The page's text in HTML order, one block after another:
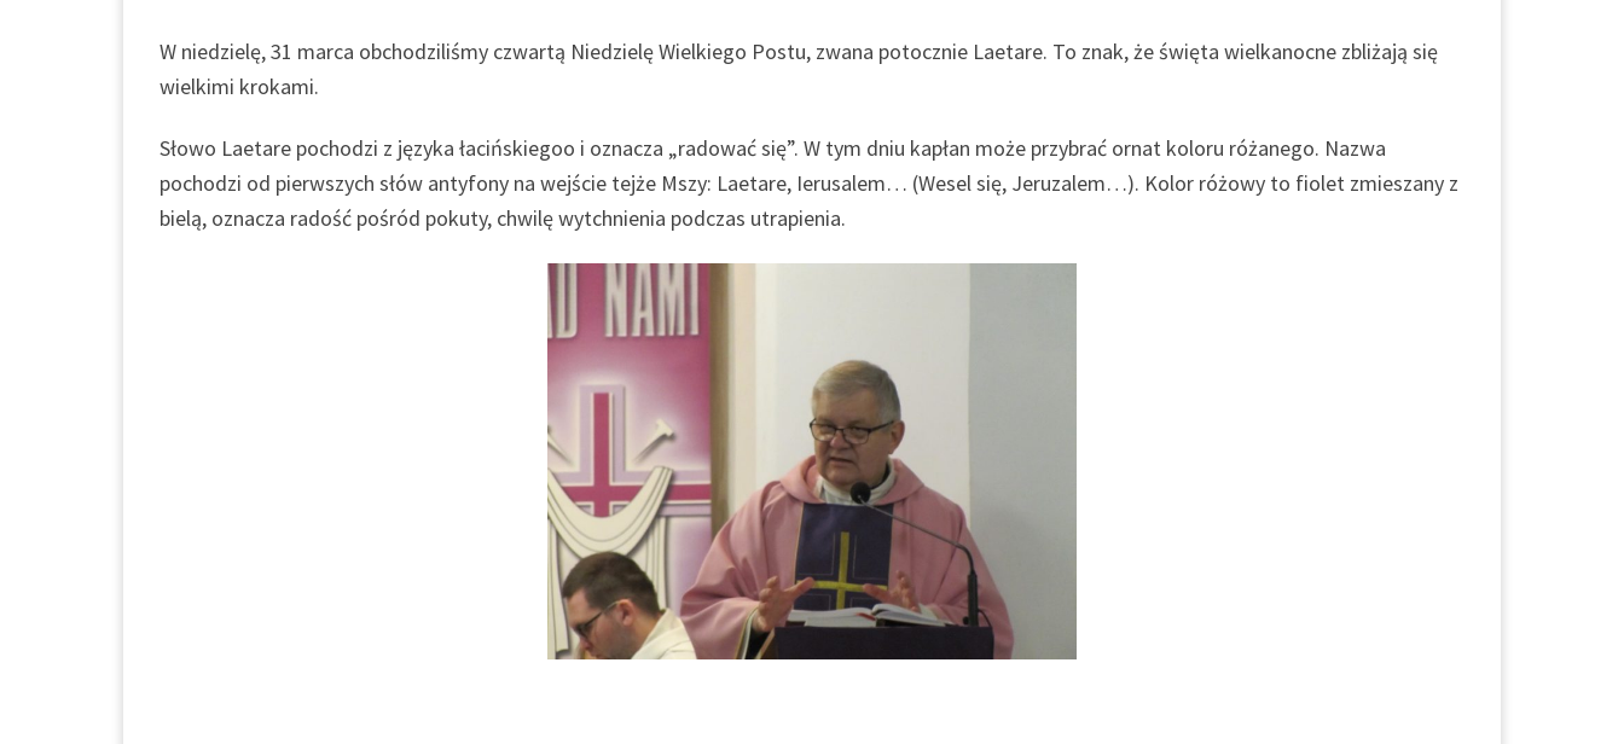
W niedzielę, 31 marca obchodziliśmy czwartą Niedzielę Wielkiego Postu, zwana potocznie Laetare. To znak, że święta wielkanocne zbliżają się
wielkimi krokami.
Słowo Laetare pochodzi z języka łacińskiegoo i oznacza „radować się”. W tym dniu kapłan może przybrać ornat koloru różanego. Nazwa
pochodzi od pierwszych słów antyfony na wejście tejże Mszy: Laetare, Ierusalem… (Wesel się, Jeruzalem…). Kolor różowy to fiolet zmieszany z
bielą, oznacza radość pośród pokuty, chwilę wytchnienia podczas utrapienia.